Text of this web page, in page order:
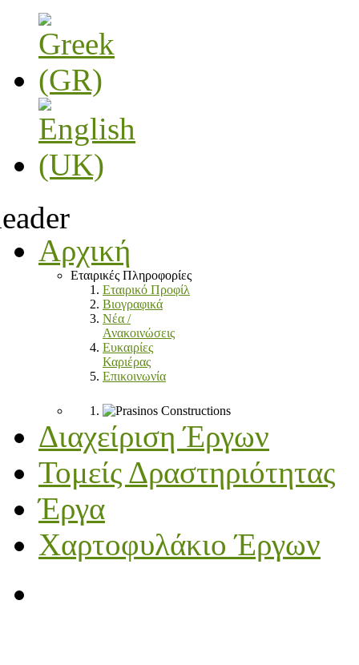
Αρχική
Εταιρικές Πληροφορίες
Εταιρικό Προφίλ
Βιογραφικά
Νέα /
Ανακοινώσεις
Ευκαιρίες
Καριέρας
Επικοινωνία
Διαχείριση Έργων
Τομείς Δραστηριότητας
Έργα
Χαρτοφυλάκιο Έργων